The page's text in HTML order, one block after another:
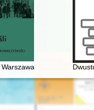
2020) Chopina i